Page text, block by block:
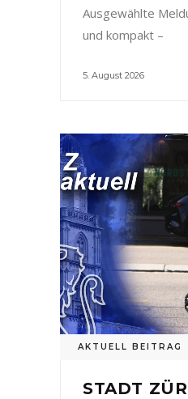
Ausgewählte
und kompakt –
5. August 2026
AKTUELL BEITRAG
STADT